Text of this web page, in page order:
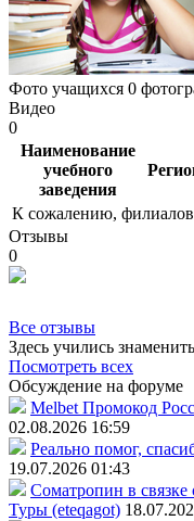
Фото учащихся 0
Видео
0
Наименование
учебного
заведения
К сожалению,
Отзывы
0
Все отзывы
Здесь учились
Посмотреть всех
Обсуждение на форуме
Melbet Промокод
02.08.2026 16:59
Реально помог,
19.07.2026 01:43
Соматропин в связке
Туры (eteqagot)